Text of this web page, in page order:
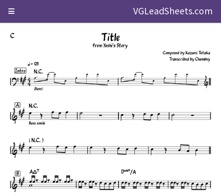
VGLeadSheets.com